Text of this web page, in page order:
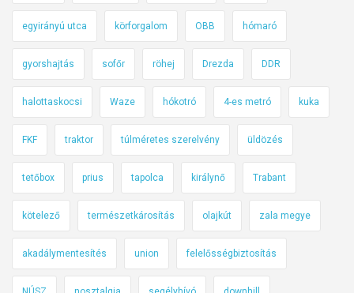
j
á
s
í
r
s
á
g
r
t
:
m
á
l
l
t
a
m
a
egyirányú utca körforgalom OBB hómaró
gyorshajtás sofőr röhej Drezda DDR
halottaskocsi Waze hókotró 4-es metró kuka
FKF traktor túlméretes szerelvény üldözés
tetőbox prius tapolca királynő Trabant
kötelező természetkárosítás olajkút zala megye
akadálymentesítés union felelősségbiztosítás